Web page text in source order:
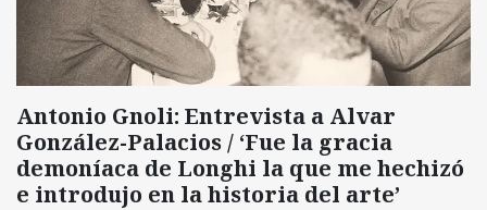
Antonio Gnoli: Entrevista a Alvar
González-Palacios / ‘Fue la gracia
demoníaca de Longhi la que me hechizó
e introdujo en la historia del arte’